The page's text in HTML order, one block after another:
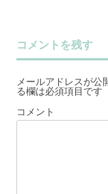
ゲ
シ
ョ
コメントを残す
メールアドレスが公
る欄は必須項目です
コメント